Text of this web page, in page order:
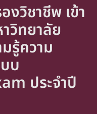
วิชาชีพ เข้า
วิทยาลัย
รู้ความ
บ
ประจำปี